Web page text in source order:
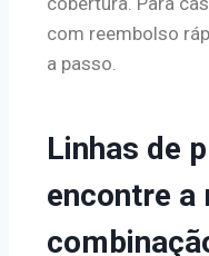
com reembolso
a passo.
Linhas de
encontre a